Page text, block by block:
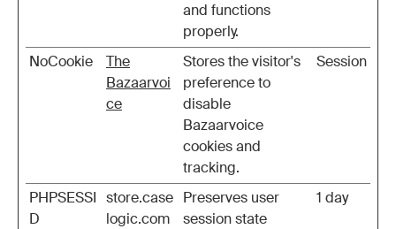
and functions
properly.
NoCookie
The
Bazaarvoi
ce
Stores the visitor's
preference to
disable
Bazaarvoice
cookies and
tracking.
Session
PHPSESSI
D
store.case
logic.com
Preserves user
session state
1 day